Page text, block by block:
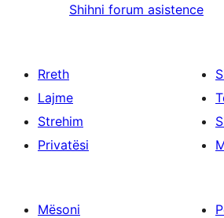
Shihni forum asistence
Rreth
Lajme
Strehim
Privatësi
Mësoni